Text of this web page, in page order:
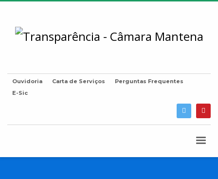
Ouvidoria Carta de Serviços
Perguntas Frequentes
E-Sic